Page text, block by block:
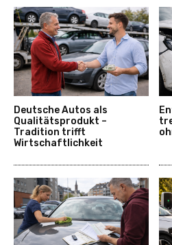
Deutsche Autos als
Qualitätsprodukt –
Tradition trifft
Wirtschaftlichkeit